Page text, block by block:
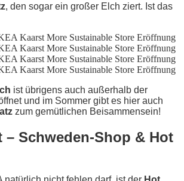
, den sogar ein großer Elch ziert. Ist das
ist übrigens auch außerhalb der
und im Sommer gibt es hier auch
zum gemütlichen Beisammensein!
– Schweden-Shop & Hot